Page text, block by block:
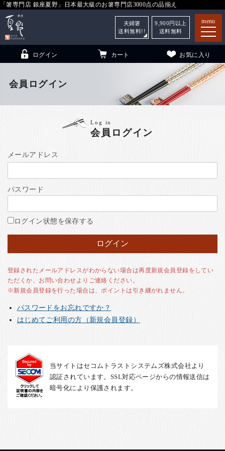
「箸専門店 銀座夏野」日本最大級のお箸専門店3000点の品揃え
menu
（贈答用・自宅用）
銀座夏野・箸長
ご利用ガイド
お客様の声
お知らせ
English
ログイン カート お気に入り
夫婦箸
送料無料!!
9,900 円以上
送料無料
会員ログイン
Log in
会員ログイン
メールアドレス
パスワード
ログイン状態を保存する
登録されたメールアドレスがわからない場合は再度新規会員登録をしてい
ただくか、お問い合わせよりご連絡ください。
※新規会員登録を行った場合は、ポイントは引き継がれません。
パスワードをお忘れですか？
はじめてご利用の方（新規会員登録）
当サイトはセコムトラストシステムズ株式会社より
認証されています。SSL対応ページからの情報送信は
暗号化により保護されます。